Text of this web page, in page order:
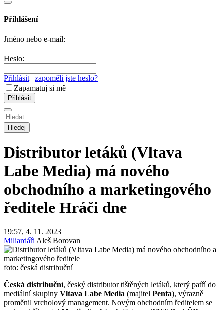
Přihlášení
Jméno nebo e-mail:
Heslo:
Přihlásit | zapoměli jste heslo?
Zapamatuj si mě
Hledej
Distributor letáků (Vltava
Labe Media) má nového
obchodního a marketingového
ředitele Hráči dne
19:57, 4. 11. 2023
MiliardářiAleš Borovan
foto: česká distribuční
Česká distribuční, český distributor tištěných letáků, který patří do
mediální skupiny Vltava Labe Media (majitel Penta), výrazně
proměnil vrcholový management. Novým obchodním ředitelem se